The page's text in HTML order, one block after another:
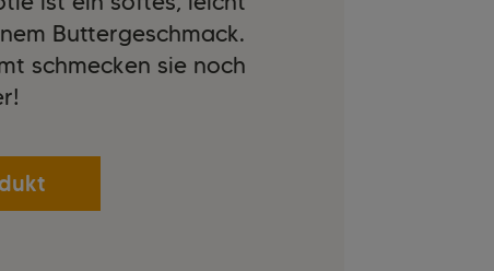
Buttergeschmack.
schmecken sie noch